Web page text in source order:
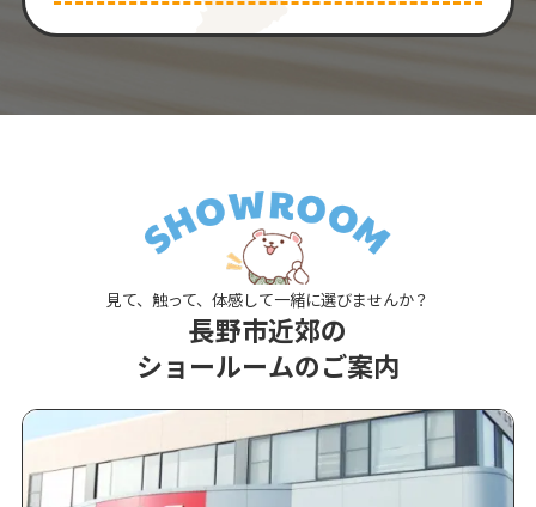
見て、触って、体感して一緒に選びませんか？
長野市近郊の
ショールームのご案内